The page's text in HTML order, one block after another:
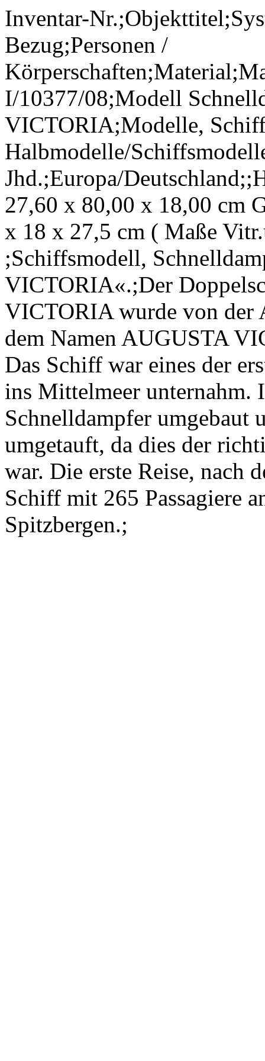
Inventar-
Bezug;Personen /
I/10377/08;Modell
VICTORIA;Modelle,
Halbmodelle/
Jhd.;Europa/
27,60 x 80,00 x 18,00 cm
x 18 x 27,5 cm ( Maße
;Schiffsmodell,
VICTORIA«.;Der
VICTORIA wurde von der
dem Namen AUGUSTA
Das Schiff war eines der
ins Mittelmeer unternahm.
Schnelldampfer
umgetauft, da dies der
war. Die erste Reise, nach
Schiff mit 265 Passagiere
Spitzbergen.;